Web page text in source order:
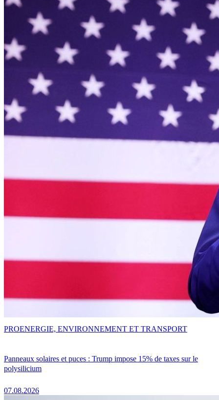
Panneaux solaires et puces : Trump impose 15% de taxes sur le
polysilicium
07.08.2026
PROENERGIE, ENVIRONNEMENT ET TRANSPORT